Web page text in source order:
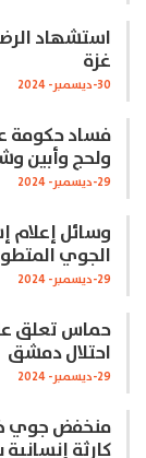
استشهاد
غزة
30-ديسمبر- 2024
فساد حكومة
ولحج وأبين
29-ديسمبر- 2024
وسائل إعلام
الجوي
29-ديسمبر- 2024
حماس تعلق
احتلال دمشق
29-ديسمبر- 2024
منخفض جوي
كارثة